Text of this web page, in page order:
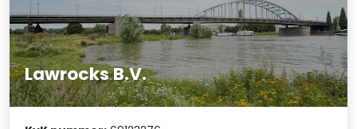
Lawrocks B.V.